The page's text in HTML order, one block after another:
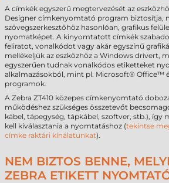
A címkék egyszerű megtervezését az
Designer címkenyomtató program biztosítja,
szövegszerkesztőhöz hasonlóan, grafikus
nyomatképet. A kinyomtatott címkék
feliratot, vonalkódot vagy akár egyszínű
mellékeljük az eszközhöz a Windows drivert,
egyszerűen tudnak vonalkódos etiketteket
alkalmazásokból, mint pl. Microsoft® Office™
programok.
A Zebra ZT410 közepes címkenyomtató
működéshez szükséges összetevőt
kábel, tápegység, tápkábel, szoftver, stb.), így
kell kiválasztania a nyomtatáshoz (tekintse
címke raktári kínálatunkat).
NEM BIZTOS BENNE,
ZEBRA ETIKETT